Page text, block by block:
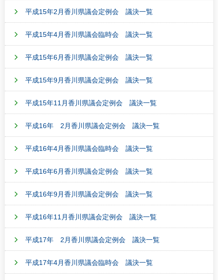
平成15年2月香川県議会定例会 議決一覧
平成15年4月香川県議会臨時会 議決一覧
平成15年6月香川県議会定例会 議決一覧
平成15年9月香川県議会定例会 議決一覧
平成15年11月香川県議会定例会 議決一覧
平成16年 2月香川県議会定例会 議決一覧
平成16年4月香川県議会臨時会 議決一覧
平成16年6月香川県議会定例会 議決一覧
平成16年9月香川県議会定例会 議決一覧
平成16年11月香川県議会定例会 議決一覧
平成17年 2月香川県議会定例会 議決一覧
平成17年4月香川県議会臨時会 議決一覧